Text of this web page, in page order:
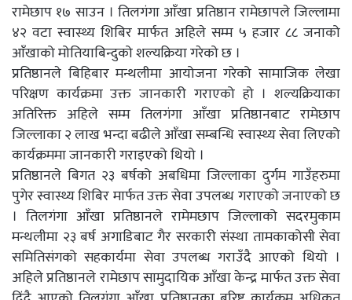
रामेछाप १७ साउन । तिलगंगा आँखा प्रतिष्ठान रामेछापले जिल्लामा
४२ वटा स्वास्थ्य शिबिर मार्फत अहिले सम्म ५ हजार ८८ जनाको
आँखाको मोतियाबिन्दुको शल्यक्रिया गरेको छ ।
प्रतिष्ठानले बिहिबार मन्थलीमा आयोजना गरेको सामाजिक लेखा
परिक्षण कार्यक्रमा उक्त जानकारी गराएको हो । शल्यक्रियाका
अतिरिक्त अहिले सम्म तिलगंगा आँखा प्रतिष्ठानबाट रामेछाप
जिल्लाका २ लाख भन्दा बढीले आँखा सम्बन्धि स्वास्थ्य सेवा लिएको
कार्यक्रममा जानकारी गराइएको थियो ।
प्रतिष्ठानले बिगत २३ बर्षको अबधिमा जिल्लाका दुर्गम गाउँहरुमा
पुगेर स्वास्थ्य शिबिर मार्फत उक्त सेवा उपलब्ध गराएको जनाएको छ
। तिलगंगा आँखा प्रतिष्ठानले रामेमछाप जिल्लाको सदरमुकाम
मन्थलीमा २३ बर्ष अगाडिबाट गैर सरकारी संस्था तामकाकोसी सेवा
समितिसंगको सहकार्यमा सेवा उपलब्ध गराउँदै आएको थियो ।
अहिले प्रतिष्ठानले रामेछाप सामुदायिक आँखा केन्द्र मार्फत उक्त सेवा